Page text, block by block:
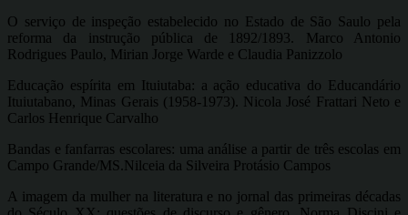
O serviço de inspeção estabelecido no Estado de São Saulo pela
reforma da instrução pública de 1892/1893. Marco Antonio
Rodrigues Paulo, Mirian Jorge Warde e Claudia Panizzolo
Educação espírita em Ituiutaba: a ação educativa do Educandário
Ituiutabano, Minas Gerais (1958-1973). Nicola José Frattari Neto e
Carlos Henrique Carvalho
Bandas e fanfarras escolares: uma análise a partir de três escolas em
Campo Grande/MS.Nilceia da Silveira Protásio Campos
A imagem da mulher na literatura e no jornal das primeiras décadas